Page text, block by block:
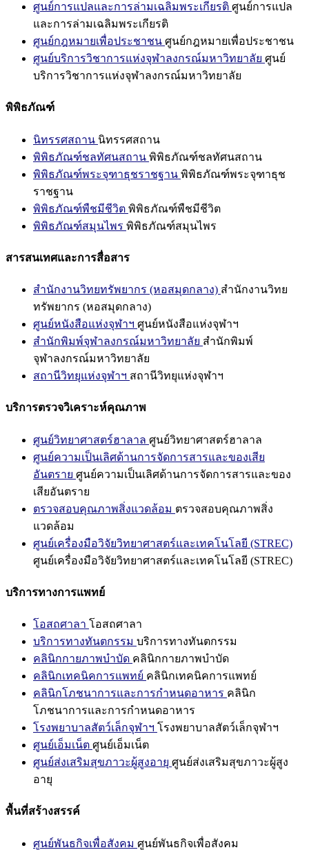
ศูนย์การแปลและการล่ามเฉลิมพระเกียรติ ศูนย์การแปล
และการล่ามเฉลิมพระเกียรติ
ศูนย์กฎหมายเพื่อประชาชน ศูนย์กฎหมายเพื่อประชาชน
ศูนย์บริการวิชาการแห่งจุฬาลงกรณ์มหาวิทยาลัย ศูนย์
บริการวิชาการแห่งจุฬาลงกรณ์มหาวิทยาลัย
พิพิธภัณฑ์
นิทรรศสถาน นิทรรศสถาน
พิพิธภัณฑ์ชลทัศนสถาน พิพิธภัณฑ์ชลทัศนสถาน
พิพิธภัณฑ์พระจุฑาธุชราชฐาน พิพิธภัณฑ์พระจุฑาธุช
ราชฐาน
พิพิธภัณฑ์พืชมีชีวิต พิพิธภัณฑ์พืชมีชีวิต
พิพิธภัณฑ์สมุนไพร พิพิธภัณฑ์สมุนไพร
สารสนเทศและการสื่อสาร
สำนักงานวิทยทรัพยากร (หอสมุดกลาง) สำนักงานวิทย
ทรัพยากร (หอสมุดกลาง)
ศูนย์หนังสือแห่งจุฬาฯ ศูนย์หนังสือแห่งจุฬาฯ
สำนักพิมพ์จุฬาลงกรณ์มหาวิทยาลัย สำนักพิมพ์
จุฬาลงกรณ์มหาวิทยาลัย
สถานีวิทยุแห่งจุฬาฯ สถานีวิทยุแห่งจุฬาฯ
บริการตรวจวิเคราะห์คุณภาพ
ศูนย์วิทยาศาสตร์ฮาลาล ศูนย์วิทยาศาสตร์ฮาลาล
ศูนย์ความเป็นเลิศด้านการจัดการสารและของเสีย
อันตราย ศูนย์ความเป็นเลิศด้านการจัดการสารและของ
เสียอันตราย
ตรวจสอบคุณภาพสิ่งแวดล้อม ตรวจสอบคุณภาพสิ่ง
แวดล้อม
ศูนย์เครื่องมือวิจัยวิทยาศาสตร์และเทคโนโลยี (STREC)
ศูนย์เครื่องมือวิจัยวิทยาศาสตร์และเทคโนโลยี (STREC)
บริการทางการแพทย์
โอสถศาลา โอสถศาลา
บริการทางทันตกรรม บริการทางทันตกรรม
คลินิกกายภาพบำบัด คลินิกกายภาพบำบัด
คลินิกเทคนิคการแพทย์ คลินิกเทคนิคการแพทย์
คลินิกโภชนาการและการกำหนดอาหาร คลินิก
โภชนาการและการกำหนดอาหาร
โรงพยาบาลสัตว์เล็กจุฬาฯ โรงพยาบาลสัตว์เล็กจุฬาฯ
ศูนย์เอ็มเน็ต ศูนย์เอ็มเน็ต
ศูนย์ส่งเสริมสุขภาวะผู้สูงอายุ ศูนย์ส่งเสริมสุขภาวะผู้สูง
อายุ
พื้นที่สร้างสรรค์
ศูนย์พันธกิจเพื่อสังคม ศูนย์พันธกิจเพื่อสังคม